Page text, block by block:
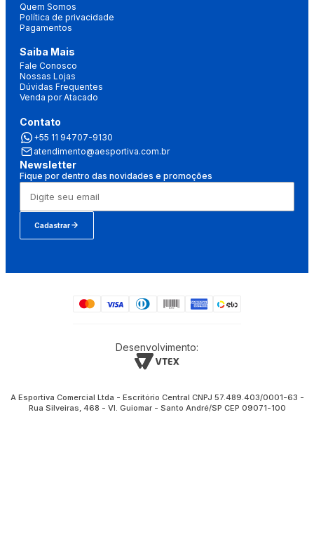
Quem Somos
Política de privacidade
Pagamentos
Saiba Mais
Fale Conosco
Nossas Lojas
Dúvidas Frequentes
Venda por Atacado
Contato
+55 11 94707-9130
atendimento@aesportiva.com.br
Newsletter
Fique por dentro das novidades e promoções
Cadastrar
Desenvolvimento:
A Esportiva Comercial Ltda - Escritório Central CNPJ 57.489.403/0001-63 -
Rua Silveiras, 468 - Vl. Guiomar - Santo André/SP CEP 09071-100